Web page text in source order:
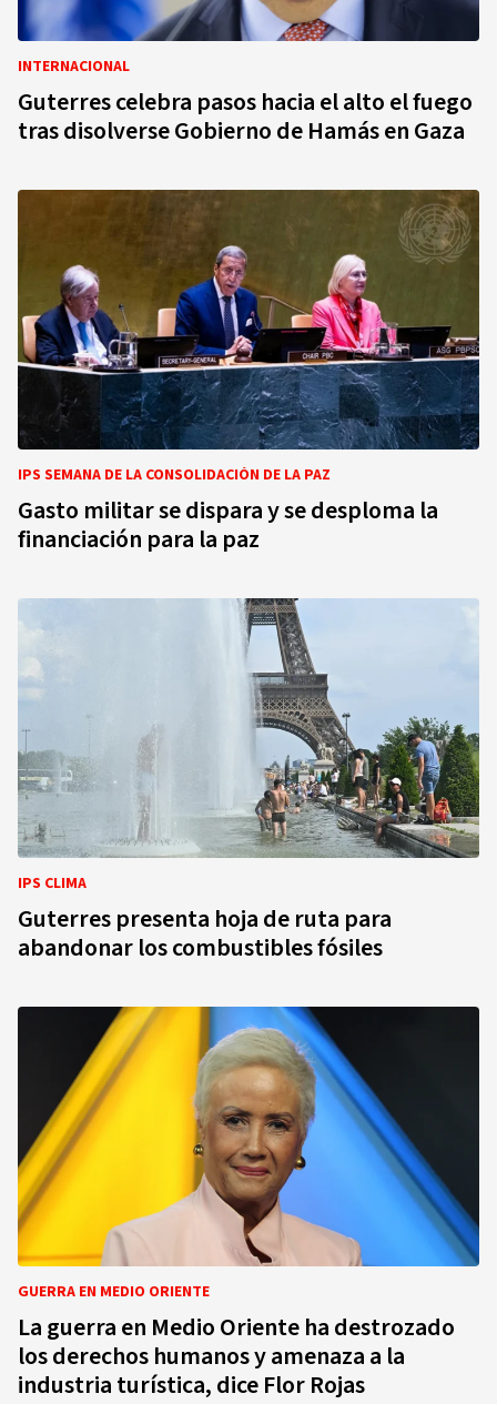
INTERNACIONAL
Guterres celebra pasos hacia el alto el fuego
tras disolverse Gobierno de Hamás en Gaza
IPS SEMANA DE LA CONSOLIDACIÓN DE LA PAZ
Gasto militar se dispara y se desploma la
financiación para la paz
IPS CLIMA
Guterres presenta hoja de ruta para
abandonar los combustibles fósiles
GUERRA EN MEDIO ORIENTE
La guerra en Medio Oriente ha destrozado
los derechos humanos y amenaza a la
industria turística, dice Flor Rojas